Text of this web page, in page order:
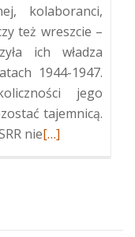
kolaboranci,
też wreszcie –
ich władza
1944-1947.
jego
tajemnicą.
nieWięcej
[…]